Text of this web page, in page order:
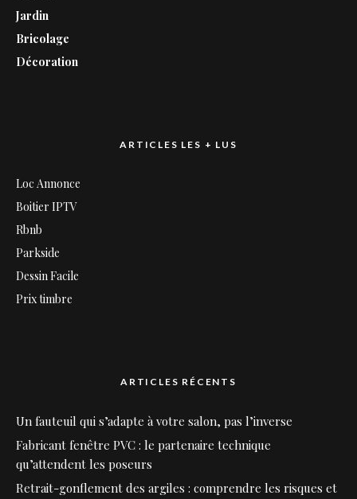
Jardin
Bricolage
Décoration
ARTICLES LES + LUS
Loc Annonce
Boitier IPTV
Rbnb
Parkside
Dessin Facile
Prix timbre
ARTICLES RÉCENTS
Un fauteuil qui s’adapte à votre salon, pas l’inverse
Fabricant fenêtre PVC : le partenaire technique
qu’attendent les poseurs
Retrait-gonflement des argiles : comprendre les risques et